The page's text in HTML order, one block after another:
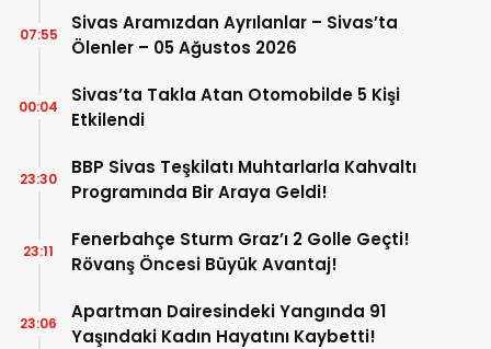
Sivas Aramızdan Ayrılanlar – Sivas’ta
Ölenler – 05 Ağustos 2026
07:55
Sivas’ta Takla Atan Otomobilde 5 Kişi
Etkilendi
00:04
BBP Sivas Teşkilatı Muhtarlarla Kahvaltı
Programında Bir Araya Geldi!
23:30
Fenerbahçe Sturm Graz’ı 2 Golle Geçti!
Rövanş Öncesi Büyük Avantaj!
23:11
Apartman Dairesindeki Yangında 91
Yaşındaki Kadın Hayatını Kaybetti!
23:06